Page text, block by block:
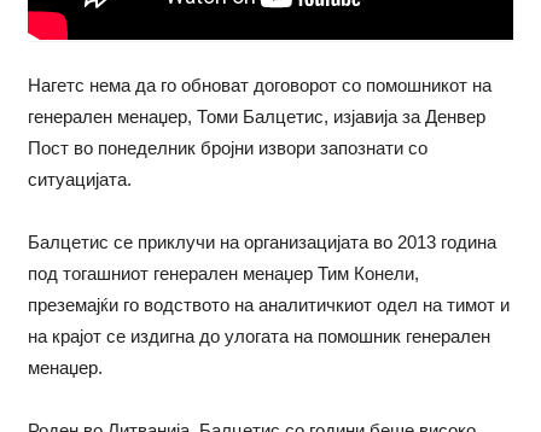
Нагетс нема да го обноват договорот со помошникот на
генералeн менаџер, Томи Балцетис, изјавија за Денвер
Пост во понеделник бројни извори запознати со
ситуацијата.
Балцетис се приклучи на организацијата во 2013 година
под тогашниот генералeн менаџер Тим Конели,
преземајќи го водството на аналитичкиот одел на тимот и
на крајот се издигна до улогата на помошник генералeн
менаџер.